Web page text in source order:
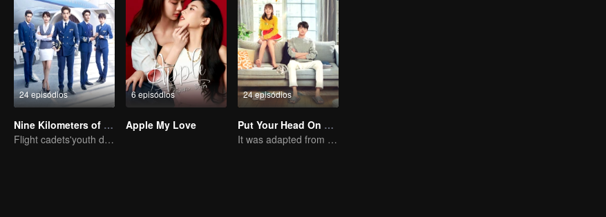
24 episódios
Nine Kilometers of Love
Flight cadets'youth dream-driven journey
6 episódios
Apple My Love
24 episódios
Put Your Head On My Shoulder (Eng Dub)
It was adapted from the same series of novels as "A Love so Beautiful"